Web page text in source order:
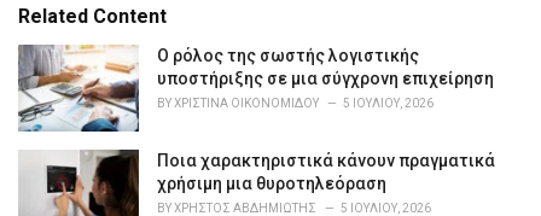
e
o
r
e
Related Content
Ο ρόλος της σωστής λογιστικής
υποστήριξης σε μια σύγχρονη επιχείρηση
BYΧΡΙΣΤΊΝΑ ΟΙΚΟΝΟΜΊΔΟΥ 5 ΙΟΥΛΊΟΥ, 2026
Ποια χαρακτηριστικά κάνουν πραγματικά
χρήσιμη μια θυροτηλεόραση
BYΧΡΉΣΤΟΣ ΑΒΔΗΜΙΏΤΗΣ 5 ΙΟΥΛΊΟΥ, 2026